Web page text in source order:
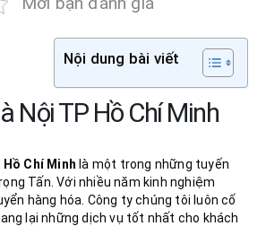
Nội dung bài viết
Nội TP Hồ Chí Minh
Hồ Chí Minh là một trong những tuyến
Tấn. Với nhiều năm kinh nghiệm
hàng hóa. Công ty chúng tôi luôn cố
lại những dịch vụ tốt nhất cho khách